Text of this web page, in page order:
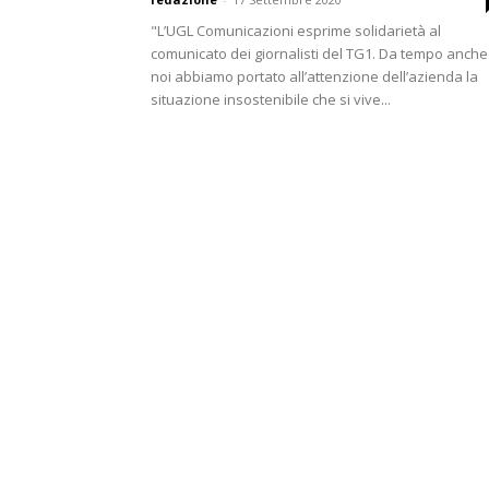
"L’UGL Comunicazioni esprime solidarietà al
comunicato dei giornalisti del TG1. Da tempo anche
noi abbiamo portato all’attenzione dell’azienda la
situazione insostenibile che si vive...